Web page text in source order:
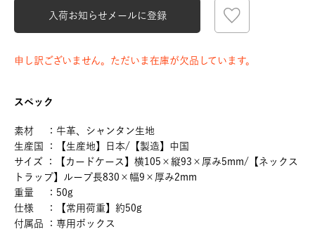
入荷お知らせメールに登録
申し訳ございません。ただいま在庫が欠品しています。
スペック
素材 ：牛革、シャンタン生地
生産国 ：【生産地】日本/【製造】中国
サイズ ：【カードケース】横105×縦93×厚み5mm/【ネックス
トラップ】ループ長830×幅9×厚み2mm
重量 ：50g
仕様 ：【常用荷重】約50g
付属品 ：専用ボックス